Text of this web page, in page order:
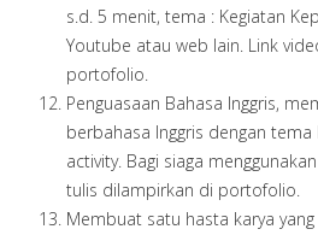
s.d. 5 menit, tema : Kegiatan
Youtube atau web lain. Link
portofolio.
Penguasaan Bahasa Inggris,
berbahasa Inggris dengan
activity. Bagi siaga
tulis dilampirkan di portofolio.
Membuat satu hasta karya